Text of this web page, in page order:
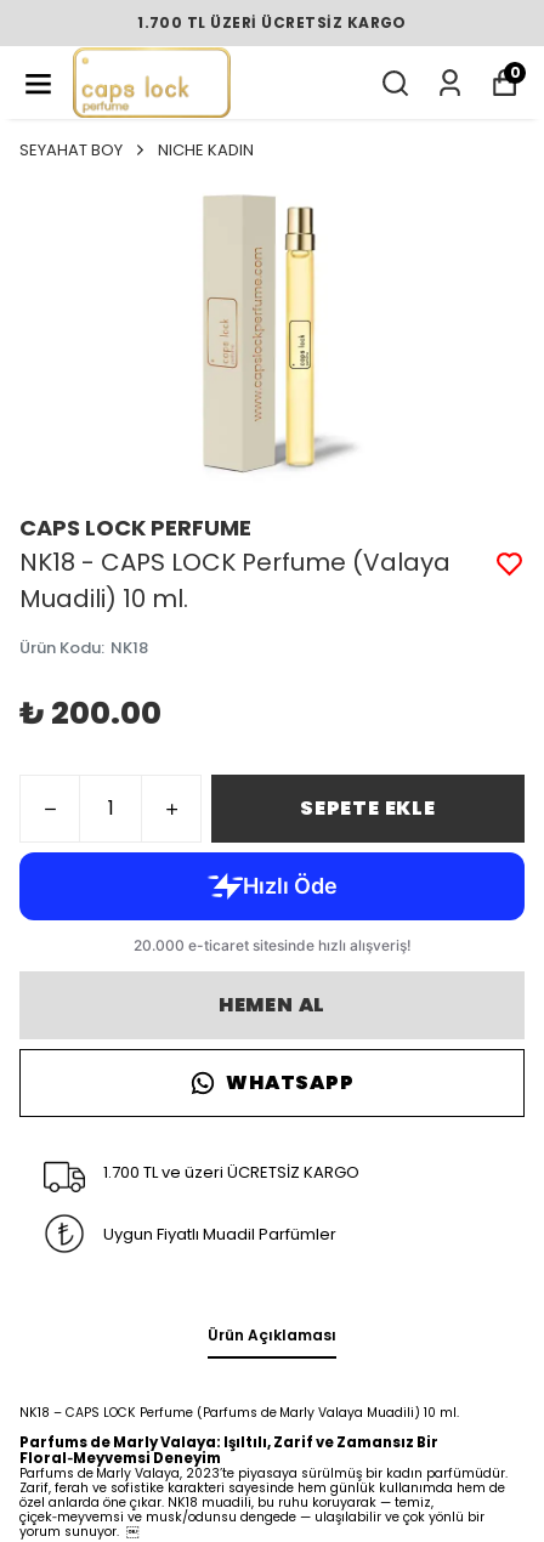
1.700 TL ÜZERI ÜCRETSIZ KARGO
0
SEYAHAT BOY NICHE KADIN
CAPS LOCK PERFUME
NK18 - CAPS LOCK Perfume (Valaya
Muadili) 10 ml.
Ürün Kodu: NK18
₺ 200.00
SEPETE EKLE
HEMEN AL
WHATSAPP
1.700 TL ve üzeri ÜCRETSİZ KARGO
Uygun Fiyatlı Muadil Parfümler
Ürün Açıklaması
NK18 – CAPS LOCK Perfume (Parfums de Marly Valaya Muadili) 10 ml.
Parfums de Marly Valaya: Işıltılı, Zarif ve Zamansız Bir
Floral‑Meyvemsi Deneyim
Parfums de Marly Valaya, 2023’te piyasaya sürülmüş bir kadın parfümüdür.
Zarif, ferah ve sofistike karakteri sayesinde hem günlük kullanımda hem de
özel anlarda öne çıkar. NK18 muadili, bu ruhu koruyarak — temiz,
çiçek‑meyvemsi ve musk/odunsu dengede — ulaşılabilir ve çok yönlü bir
yorum sunuyor. ￼